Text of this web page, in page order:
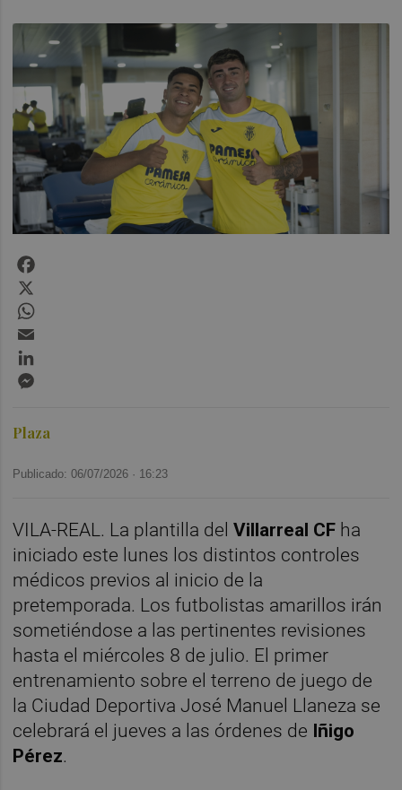
Plaza
Publicado: 06/07/2026 · 16:23
VILA-REAL. La plantilla delVillarreal CF ha
iniciado este lunes los distintos controles
médicos previos al inicio de la
pretemporada. Los futbolistas amarillos irán
sometiéndose a las pertinentes revisiones
hasta el miércoles 8 de julio. El primer
entrenamiento sobre el terreno de juego de
la Ciudad Deportiva José Manuel Llaneza se
celebrará el jueves a las órdenes de Iñigo
Pérez.